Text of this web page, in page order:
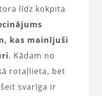
līdz kokpita
kas mainījuši
. Kādam no
rotaļlieta, bet
svarīga ir